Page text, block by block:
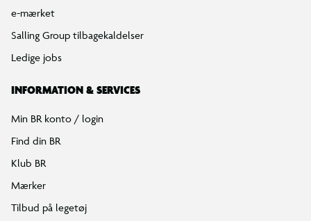
e-mærket
Salling Group tilbagekaldelser
Ledige jobs
INFORMATION & SERVICES
Min BR konto / login
Find din BR
Klub BR
Mærker
Tilbud på legetøj